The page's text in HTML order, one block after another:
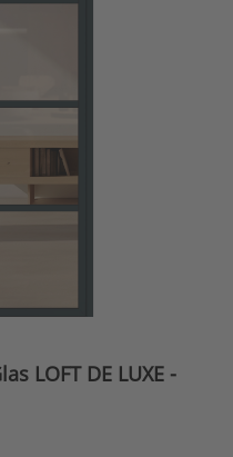
LOFT DE LUXE -